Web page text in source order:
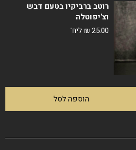
רוטב ברביקיו בטעם דבש
וצ'יפוטלה
₪25.00 ליח'
הוספה לסל